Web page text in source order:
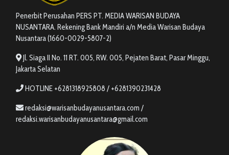
Penerbit Perusahan PERS PT. MEDIA WARISAN BUDAYA
NUSANTARA. Rekening Bank Mandiri a/n Media Warisan Budaya
Nusantara (1660-0029-5807-2)
Jl. Siaga II No. 11 RT. 005, RW. 005, Pejaten Barat, Pasar Minggu,
Jakarta Selatan
HOTLINE +6281318925808 / +6281390231428
redaksi@warisanbudayanusantara.com /
redaksi.warisanbudayanusantara@gmail.com